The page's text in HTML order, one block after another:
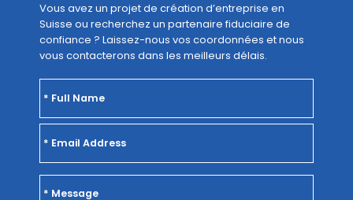
Vous avez un projet de création d’entreprise en
Suisse ou recherchez un partenaire fiduciaire de
confiance ? Laissez-nous vos coordonnées et nous
vous contacterons dans les meilleurs délais.